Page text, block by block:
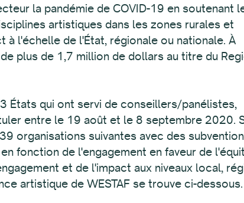
la pandémie de COVID-19 en soutenant
artistiques dans les zones rurales et
l'échelle de l'État, régionale ou nationale. À
plus de 1,7 million de dollars au titre du
États qui ont servi de conseillers/panélistes,
entre le 19 août et le 8 septembre 2020.
organisations suivantes avec des
fonction de l'engagement en faveur de
et de l'impact aux niveaux local,
artistique de WESTAF se trouve ci-dessous.